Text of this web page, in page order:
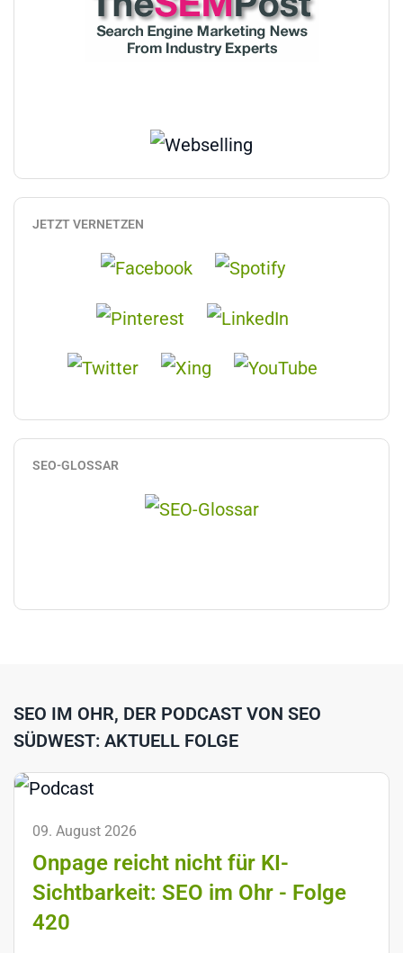
JETZT VERNETZEN
SEO-GLOSSAR
SEO IM OHR, DER PODCAST VON SEO
SÜDWEST: AKTUELL FOLGE
09. August 2026
Onpage reicht nicht für KI-
Sichtbarkeit: SEO im Ohr - Folge
420